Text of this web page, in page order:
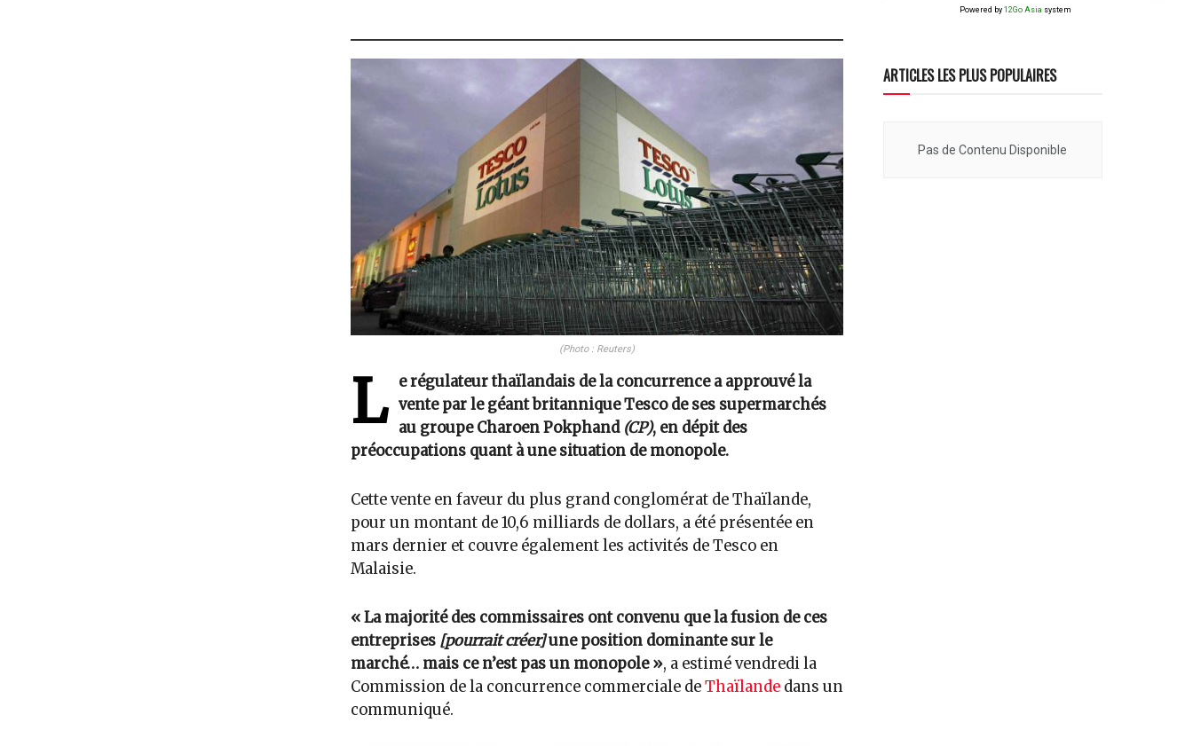
(Photo : Reuters)
L
e régulateur thaïlandais de la concurrence a approuvé la
vente par le géant britannique Tesco de ses supermarchés
au groupe Charoen Pokphand (CP), en dépit des
préoccupations quant à une situation de monopole.
Cette vente en faveur du plus grand conglomérat de Thaïlande,
pour un montant de 10,6 milliards de dollars, a été présentée en
mars dernier et couvre également les activités de Tesco en
Malaisie.
« La majorité des commissaires ont convenu que la fusion de ces
entreprises [pourrait créer]une position dominante sur le
marché… mais ce n’est pas un monopole », a estimé vendredi la
Commission de la concurrence commerciale deThaïlandedans un
communiqué.
Powered by 12Go Asia system
ARTICLES LES PLUS POPULAIRES
Pas de Contenu Disponible